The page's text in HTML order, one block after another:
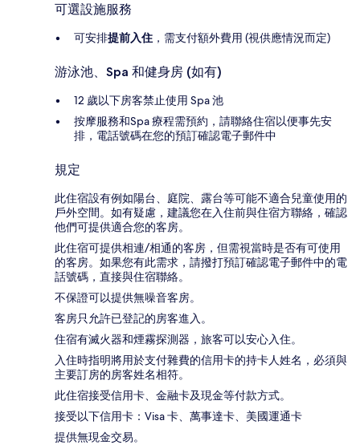
可選設施服務
可安排提前入住 ，需支付額外費用 (視供應情況而定)
游泳池、Spa 和健身房 (如有)
12 歲以下房客禁止使用 Spa 池
按摩服務和Spa 療程需預約，請聯絡住宿以便事先安
排，電話號碼在您的預訂確認電子郵件中
規定
此住宿設有例如陽台、庭院、露台等可能不適合兒童使用的
戶外空間。如有疑慮，建議您在入住前與住宿方聯絡，確認
他們可提供適合您的客房。
此住宿可提供相連/相通的客房，但需視當時是否有可使用
的客房。如果您有此需求，請撥打預訂確認電子郵件中的電
話號碼，直接與住宿聯絡。
不保證可以提供無噪音客房。
客房只允許已登記的房客進入。
住宿有滅火器和煙霧探測器，旅客可以安心入住。
入住時指明將用於支付雜費的信用卡的持卡人姓名，必須與
主要訂房的房客姓名相符。
此住宿接受信用卡、金融卡及現金等付款方式。
接受以下信用卡：Visa 卡、萬事達卡、美國運通卡
提供無現金交易。